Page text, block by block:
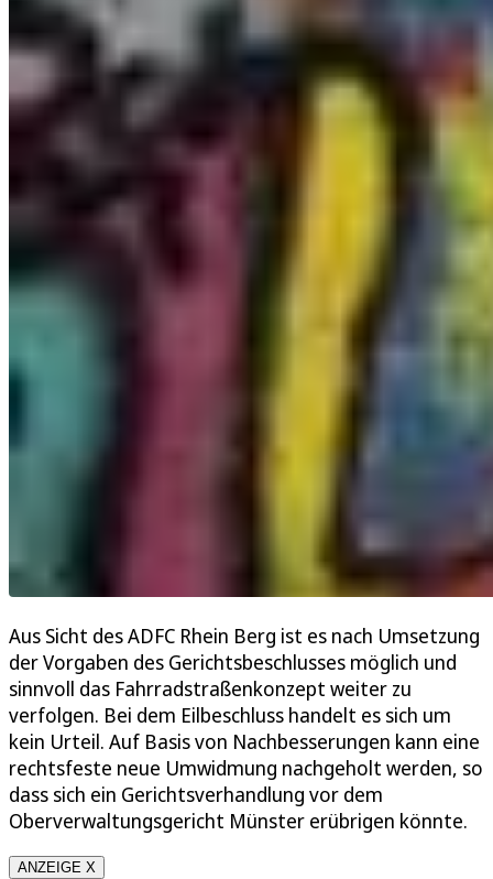
Aus Sicht des ADFC Rhein Berg ist es nach Umsetzung
der Vorgaben des Gerichtsbeschlusses möglich und
sinnvoll das Fahrradstraßenkonzept weiter zu
verfolgen. Bei dem Eilbeschluss handelt es sich um
kein Urteil. Auf Basis von Nachbesserungen kann eine
rechtsfeste neue Umwidmung nachgeholt werden, so
dass sich ein Gerichtsverhandlung vor dem
Oberverwaltungsgericht Münster erübrigen könnte.
ANZEIGE X